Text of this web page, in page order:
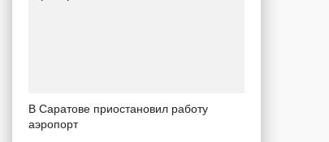
В Саратове приостановил работу
аэропорт